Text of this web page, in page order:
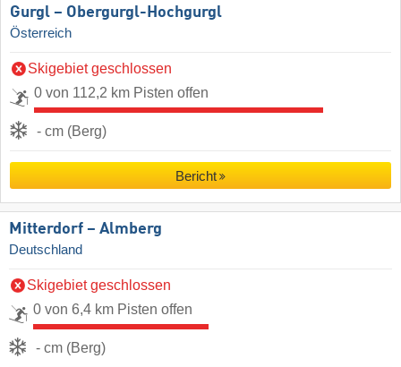
Gurgl – Obergurgl-Hochgurgl
Österreich
Skigebiet geschlossen
0 von 112,2 km Pisten offen
- cm (Berg)
Bericht
Mitterdorf – Almberg
Deutschland
Skigebiet geschlossen
0 von 6,4 km Pisten offen
- cm (Berg)